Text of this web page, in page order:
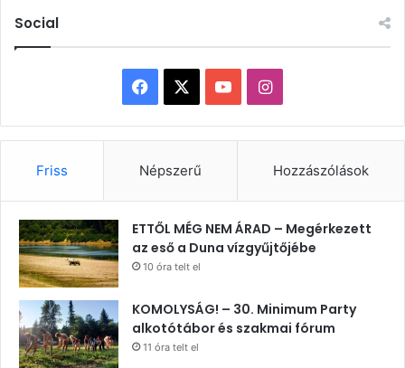
Social
Facebook YouTubeInstagram
Friss Népszerű Hozzászólások
ETTŐL MÉG NEM ÁRAD – Megérkezett
az eső a Duna vízgyűjtőjébe
10 óra telt el
KOMOLYSÁG! – 30. Minimum Party
alkotótábor és szakmai fórum
11 óra telt el